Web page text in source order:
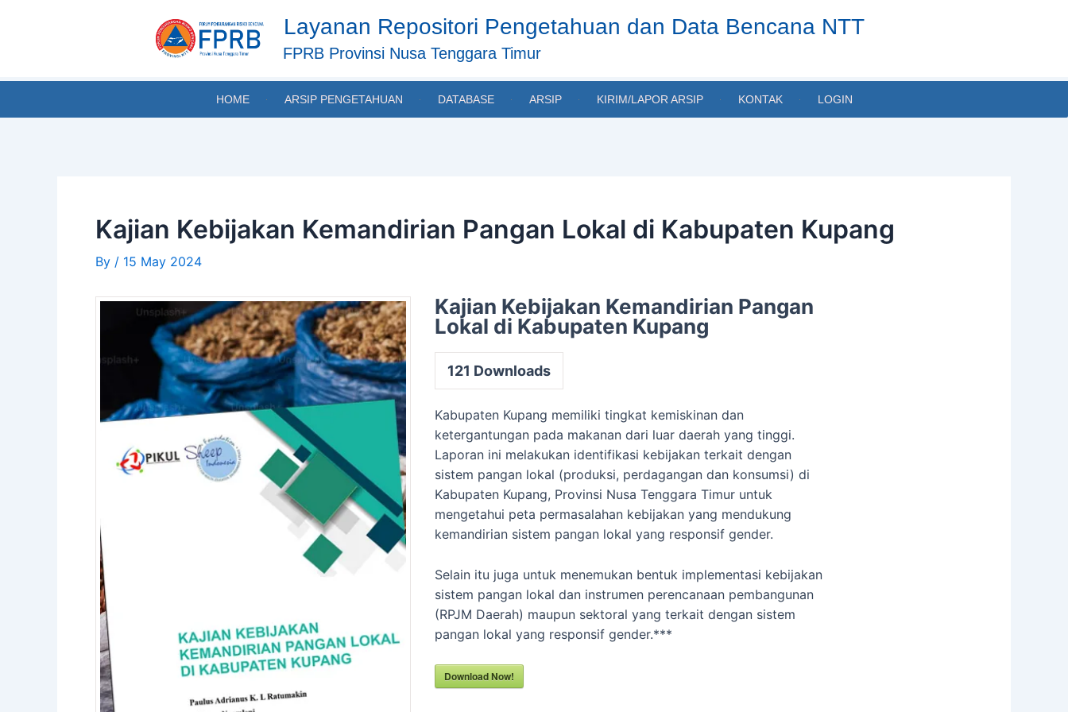
Layanan Repositori Pengetahuan dan Data Bencana NTT
FPRB Provinsi Nusa Tenggara Timur
HOME ARSIP PENGETAHUAN DATABASE ARSIP KIRIM/LAPOR ARSIP KONTAK LOGIN
Kajian Kebijakan Kemandirian Pangan Lokal di Kabupaten Kupang
By / 15 May 2024
Kajian Kebijakan Kemandirian Pangan
Lokal di Kabupaten Kupang
121 Downloads
Kabupaten Kupang memiliki tingkat kemiskinan dan
ketergantungan pada makanan dari luar daerah yang tinggi.
Laporan ini melakukan identifikasi kebijakan terkait dengan
sistem pangan lokal (produksi, perdagangan dan konsumsi) di
Kabupaten Kupang, Provinsi Nusa Tenggara Timur untuk
mengetahui peta permasalahan kebijakan yang mendukung
kemandirian sistem pangan lokal yang responsif gender.
Selain itu juga untuk menemukan bentuk implementasi kebijakan
sistem pangan lokal dan instrumen perencanaan pembangunan
(RPJM Daerah) maupun sektoral yang terkait dengan sistem
pangan lokal yang responsif gender.***
Download Now!
navigation